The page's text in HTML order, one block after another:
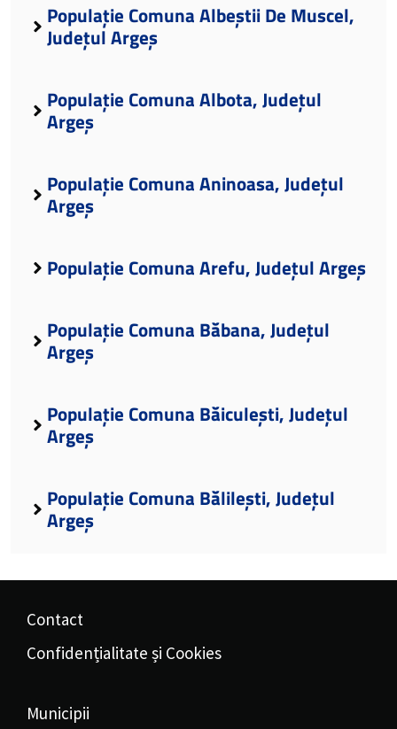
Populație Comuna Albeștii De Muscel,
Județul Argeș
Populație Comuna Albota, Județul
Argeș
Populație Comuna Aninoasa, Județul
Argeș
Populație Comuna Arefu, Județul Argeș
Populație Comuna Băbana, Județul
Argeș
Populație Comuna Băiculești, Județul
Argeș
Populație Comuna Bălilești, Județul
Argeș
Contact
Confidențialitate și Cookies
Municipii